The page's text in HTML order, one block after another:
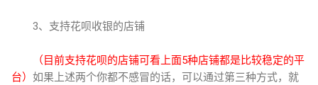
3、支持花呗收银的店铺
（目前支持花呗的店铺可看上面5种店铺都是比较稳定的平
台） 如果上述两个你都不感冒的话，可以通过第三种方式，就